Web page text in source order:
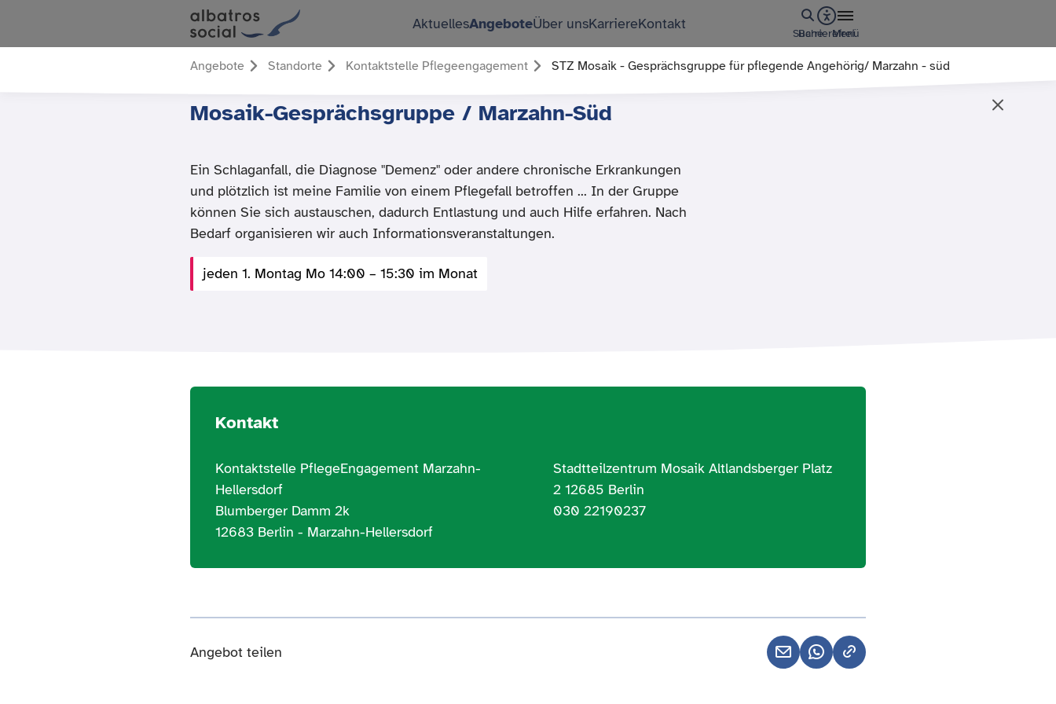
AktuellesAngeboteÜber unsKarriereKontakt
Suche
Barrierefrei
Menü
Angebote Standorte Kontaktstelle Pflegeengagement STZ Mosaik - Gesprächsgruppe für pflegende Angehörig/ Marzahn - süd
Mosaik-Gesprächsgruppe / Marzahn-Süd
Ein Schlaganfall, die Diagnose "Demenz" oder andere chronische Erkrankungen
und plötzlich ist meine Familie von einem Pflegefall betroffen ... In der Gruppe
können Sie sich austauschen, dadurch Entlastung und auch Hilfe erfahren. Nach
Bedarf organisieren wir auch Informationsveranstaltungen.
jeden 1. Montag Mo 14:00 – 15:30 im Monat
Kontakt
Kontaktstelle PflegeEngagement Marzahn-
Hellersdorf
Blumberger Damm 2k
12683 Berlin - Marzahn-Hellersdorf
Stadtteilzentrum Mosaik Altlandsberger Platz
2 12685 Berlin
030 22190237
Angebot teilen